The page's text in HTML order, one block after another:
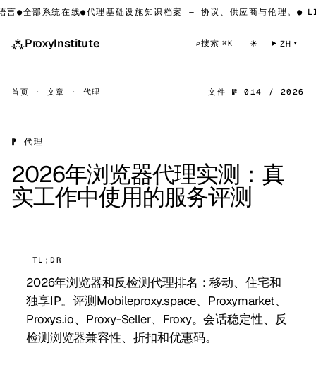
●全部系统在线●代理基础设施知识档案 — 协议、供应商与伦理。●
⁂ProxyInstitute ⌕搜索 ⌘K ☀ ZH
首页 · 文章 · 代理 文件 № 014 / 2026
⁋ 代理
2026年浏览器代理实测：真
实工作中使用的服务评测
TL;DR
2026年浏览器和反检测代理排名：移动、住宅和
独享IP。评测Mobileproxy.space、Proxymarket、
Proxys.io、Proxy-Seller、Froxy。会话稳定性、反
检测浏览器兼容性、折扣和优惠码。